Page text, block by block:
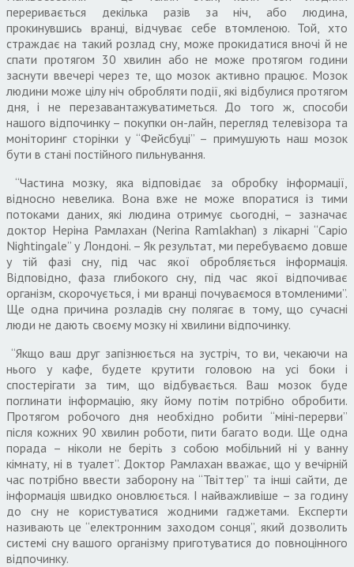
переривається декілька разів за ніч, або людина,
прокинувшись вранці, відчуває себе втомленою. Той, хто
страждає на такий розлад сну, може прокидатися вночі й не
спати протягом 30 хвилин або не може протягом години
заснути ввечері через те, що мозок активно працює. Мозок
людини може цілу ніч обробляти події, які відбулися протягом
дня, і не перезавантажуватиметься. До того ж, способи
нашого відпочинку – покупки он-лайн, перегляд телевізора та
моніторинг сторінки у “Фейсбуці” – примушують наш мозок
бути в стані постійного пильнування.
“Частина мозку, яка відповідає за обробку інформації,
відносно невелика. Вона вже не може впоратися із тими
потоками даних, які людина отримує сьогодні, – зазначає
доктор Неріна Рамлахан (Nerina Ramlakhan) з лікарні “Capio
Nightingale” у Лондоні. – Як результат, ми перебуваємо довше
у тій фазі сну, під час якої обробляється інформація.
Відповідно, фаза глибокого сну, під час якої відпочиває
організм, скорочується, і ми вранці почуваємося втомленими”.
Ще одна причина розладів сну полягає в тому, що сучасні
люди не дають своєму мозку ні хвилини відпочинку.
“Якщо ваш друг запізнюється на зустріч, то ви, чекаючи на
нього у кафе, будете крутити головою на усі боки і
спостерігати за тим, що відбувається. Ваш мозок буде
поглинати інформацію, яку йому потім потрібно обробити.
Протягом робочого дня необхідно робити “міні-перерви”
після кожних 90 хвилин роботи, пити багато води. Ще одна
порада – ніколи не беріть з собою мобільний ні у ванну
кімнату, ні в туалет”. Доктор Рамлахан вважає, що у вечірній
час потрібно ввести заборону на “Твіттер” та інші сайти, де
інформація швидко оновлюється. І найважливіше – за годину
до сну не користуватися жодними гаджетами. Експерти
називають це “електронним заходом сонця”, який дозволить
системі сну вашого організму приготуватися до повноцінного
відпочинку.